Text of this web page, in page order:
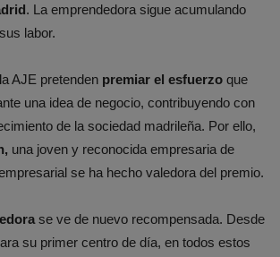
. La emprendedora sigue acumulando
labor.
AJE pretenden premiar el esfuerzo que
una idea de negocio, contribuyendo con
de la sociedad madrileña. Por ello,
una joven y reconocida empresaria de
se ha hecho valedora del premio.
se ve de nuevo recompensada. Desde
su primer centro de día, en todos estos